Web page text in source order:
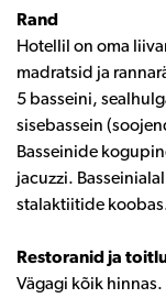
Rand
Hotellil on oma
madratsid ja
5 basseini,
sisebassein
Basseinide
jacuzzi.
stalaktiitide
Restoranid ja
Vägagi kõik hinnas.